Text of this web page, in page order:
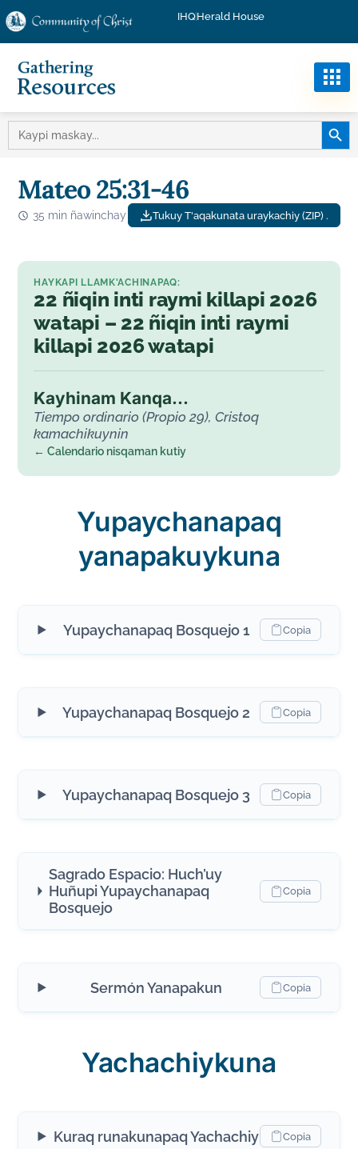
IHQHerald House
Mateo 25:31-46
Tukuy T'aqakunata uraykachiy (ZIP) .
35 min ñawinchay
HAYKAPI LLAMK'ACHINAPAQ:
22 ñiqin inti raymi killapi 2026
watapi – 22 ñiqin inti raymi
killapi 2026 watapi
Kayhinam Kanqa...
Tiempo ordinario (Propio 29), Cristoq
kamachikuynin
← Calendario nisqaman kutiy
Yupaychanapaq
yanapakuykuna
Yupaychanapaq Bosquejo 1 Copia
Yupaychanapaq Bosquejo 2 Copia
Yupaychanapaq Bosquejo 3 Copia
Sagrado Espacio: Huch’uy
Huñupi Yupaychanapaq
Bosquejo
Copia
Sermón Yanapakun Copia
Yachachiykuna
Kuraq runakunapaq Yachachiy Copia